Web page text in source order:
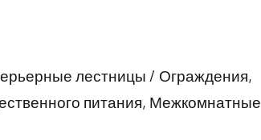
лестницы / Ограждения,
питания, Межкомнатные